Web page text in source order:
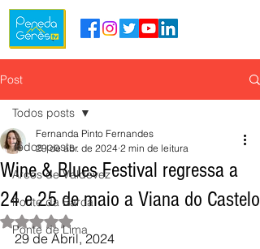
Post
Todos posts
Arcos de Valdevez
Ponte da Barca
Ponte de Lima
Todos posts
Wine & Blues Festival regressa a
24 e 25 de maio a Viana do Castelo
Fernanda Pinto Fernandes
29 de abr. de 2024 2 min de leitura
Avaliado com NaN de 5 estrelas.
29 de Abril, 2024